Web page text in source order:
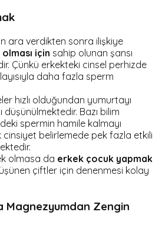
ara verdikten sonra ilişkiye
için sahip olunan şansı
Çünkü erkekteki cinsel perhizde
daha fazla sperm
hızlı olduğundan yumurtayı
düşünülmektedir. Bazı bilim
spermin hamile kalmayı
cinsiyet belirlemede pek fazla etkili
olmasa da erkek çocuk yapmak
çiftler için denenmesi kolay
Magnezyumdan Zengin